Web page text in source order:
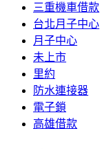
三重機車借款
台北月子中心
月子中心
未上市
里約
防水連接器
電子鎖
高雄借款